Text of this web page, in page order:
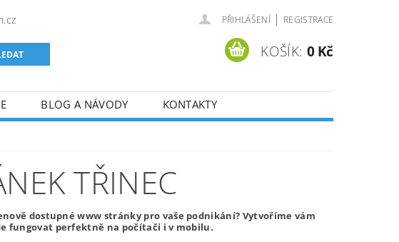
PŘIHLÁŠENÍ | REGISTRACE
KOŠÍK: 0 Kč
BLOG A NÁVODY KONTAKTY
TŘINEC
dostupné www stránky pro vaše podnikání? Vytvoříme vám
fungovat perfektně na počítači i v mobilu.